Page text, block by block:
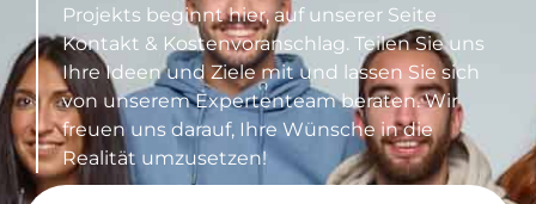
Projekts beginnt hier, auf unserer Seite
Kontakt & Kostenvoranschlag. Teilen Sie uns
Ihre Ideen und Ziele mit und lassen Sie sich
von unserem Expertenteam beraten. Wir
freuen uns darauf, Ihre Wünsche in die
Realität umzusetzen!